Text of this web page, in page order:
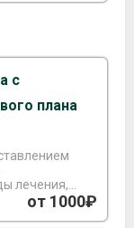
с
плана
лечения,
другие
от 1000₽